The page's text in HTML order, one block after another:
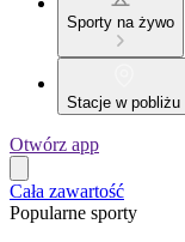
Sporty na żywo
Stacje w pobliżu
Otwórz app
Cała zawartość
Popularne sporty